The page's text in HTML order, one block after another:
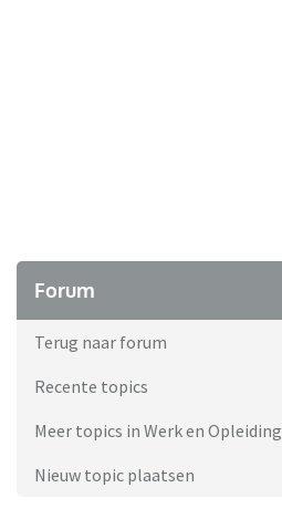
Forum
Terug naar forum
Recente topics
Meer topics in Werk en Opleiding
Nieuw topic plaatsen